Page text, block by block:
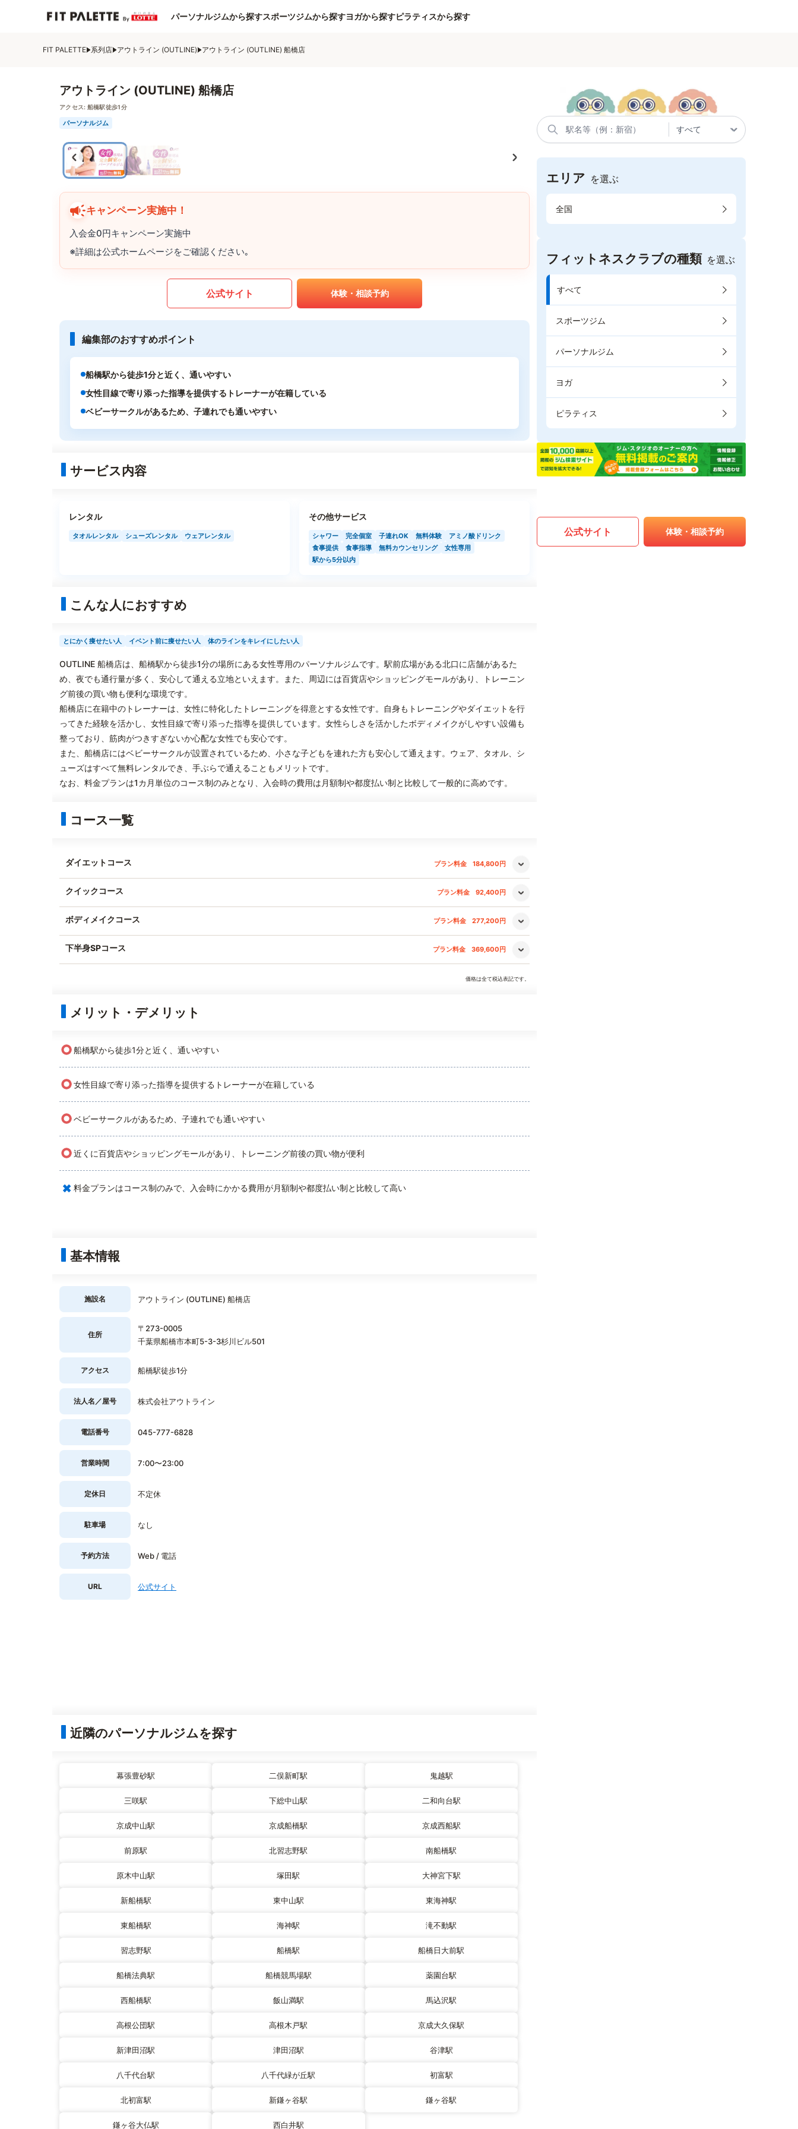
パーソナルジムから探すスポーツジムから探すヨガから探すピラティスから探す
FIT PALETTE 系列店 アウトライン (OUTLINE) アウトライン (OUTLINE) 船橋店
アウトライン (OUTLINE) 船橋店
アクセス: 船橋駅徒歩1分
パーソナルジム
キャンペーン実施中！
入会金0円キャンペーン実施中
※詳細は公式ホームページをご確認ください｡
公式サイト 体験・相談予約
編集部のおすすめポイント
船橋駅から徒歩1分と近く、通いやすい
女性目線で寄り添った指導を提供するトレーナーが在籍している
ベビーサークルがあるため、子連れでも通いやすい
サービス内容
レンタル
タオルレンタル シューズレンタル ウェアレンタル
その他サービス
シャワー 完全個室 子連れOK 無料体験
アミノ酸ドリンク
食事提供
食事指導 無料カウンセリング
女性専用
駅から5分以内
こんな人におすすめ
とにかく痩せたい人 イベント前に痩せたい人 体のラインをキレイにしたい人
OUTLINE 船橋店は、船橋駅から徒歩1分の場所にある女性専用のパーソナルジムです。駅前広場がある北口に店舗があるた
め、夜でも通行量が多く、安心して通える立地といえます。また、周辺には百貨店やショッピングモールがあり、トレーニン
グ前後の買い物も便利な環境です。
船橋店に在籍中のトレーナーは、女性に特化したトレーニングを得意とする女性です。自身もトレーニングやダイエットを行
ってきた経験を活かし、女性目線で寄り添った指導を提供しています。女性らしさを活かしたボディメイクがしやすい設備も
整っており、筋肉がつきすぎないか心配な女性でも安心です。
また、船橋店にはベビーサークルが設置されているため、小さな子どもを連れた方も安心して通えます。ウェア、タオル、シ
ューズはすべて無料レンタルでき、手ぶらで通えることもメリットです。
なお、料金プランは1カ月単位のコース制のみとなり、入会時の費用は月額制や都度払い制と比較して一般的に高めです。
コース一覧
ダイエットコース プラン料金 184,800円
クイックコース プラン料金 92,400円
ボディメイクコース プラン料金 277,200円
下半身SPコース プラン料金 369,600円
価格は全て税込表記です。
メリット・デメリット
○船橋駅から徒歩1分と近く、通いやすい
○女性目線で寄り添った指導を提供するトレーナーが在籍している
○ベビーサークルがあるため、子連れでも通いやすい
○近くに百貨店やショッピングモールがあり、トレーニング前後の買い物が便利
× 料金プランはコース制のみで、入会時にかかる費用が月額制や都度払い制と比較して高い
基本情報
施設名 アウトライン (OUTLINE) 船橋店
住所
〒273-0005
千葉県船橋市本町5-3-3杉川ビル501
アクセス 船橋駅徒歩1分
法人名／屋号 株式会社アウトライン
電話番号 045-777-6828
営業時間 7:00〜23:00
定休日 不定休
駐車場 なし
予約方法 Web / 電話
URL 公式サイト
近隣のパーソナルジムを探す
幕張豊砂駅 二俣新町駅 鬼越駅
三咲駅 下総中山駅 二和向台駅
京成中山駅 京成船橋駅 京成西船駅
前原駅 北習志野駅 南船橋駅
原木中山駅 塚田駅 大神宮下駅
新船橋駅 東中山駅 東海神駅
東船橋駅 海神駅 滝不動駅
習志野駅 船橋駅 船橋日大前駅
船橋法典駅 船橋競馬場駅 薬園台駅
西船橋駅 飯山満駅 馬込沢駅
高根公団駅 高根木戸駅 京成大久保駅
新津田沼駅 津田沼駅 谷津駅
八千代台駅 八千代緑が丘駅 初富駅
北初富駅 新鎌ヶ谷駅 鎌ヶ谷駅
鎌ヶ谷大仏駅 西白井駅
エリア を選ぶ
全国
フィットネスクラブの種類 を選ぶ
すべて
スポーツジム
パーソナルジム
ヨガ
ピラティス
公式サイト 体験・相談予約